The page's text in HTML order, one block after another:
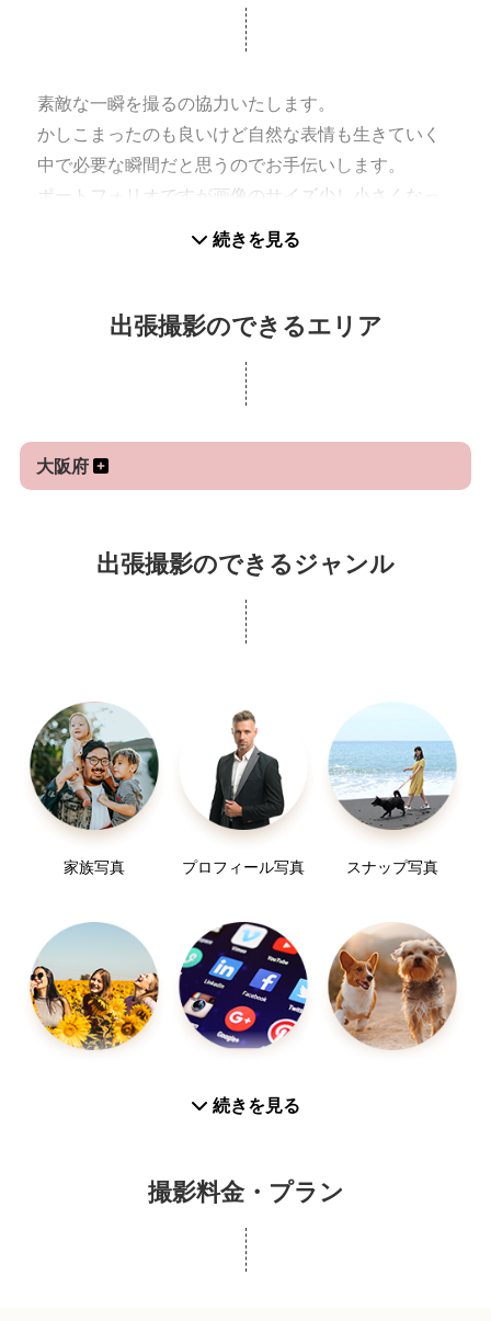
子供と関わる仕事を現在もしているので小さい子と
っています。
どうぞ宜しくお願い致します。
プロフィール写真は子供を産む前のものだったので
ちょっとクスッと笑った方は気軽にお声がけくださ
なお、車の移動を不可とはさせて貰ったんですが、
主人が使っていない時は使えるので、その都度、相
場所なのですが
ざっくりと選んだだけなので、そこもその都度の相
素敵な一瞬を撮るの協力いたします。
かしこまったのも良いけど自然な表情も生きていく
中で必要な瞬間だと思うのでお手伝いします。
ポートフォリオですが画像のサイズ少し小さくなっ
たまま見切れて表示されますのでタップして確認し
続きを見る
出張撮影のできるエリア
大阪府
出張撮影のできるジャンル
家族写真 プロフィール写真 スナップ写真
続きを見る
撮影料金・プラン